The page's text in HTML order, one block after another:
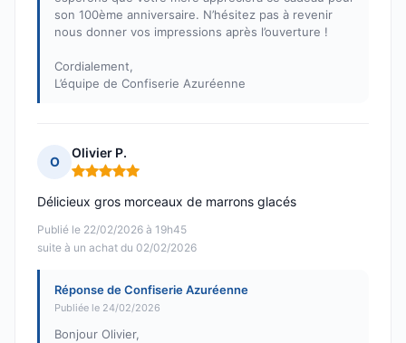
son 100ème anniversaire. N’hésitez pas à revenir
nous donner vos impressions après l’ouverture !
Cordialement,
L’équipe de Confiserie Azuréenne
O
Olivier P.
Note : 5 sur 5
Publié le 22/02/2026 à 19h45
suite à un achat du 02/02/2026
Délicieux gros morceaux de marrons glacés
Réponse de Confiserie Azuréenne
Publiée le 24/02/2026
Bonjour Olivier,